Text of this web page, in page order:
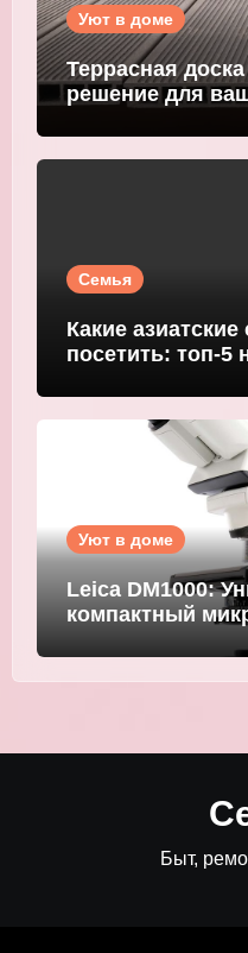
Уют в доме
Террасная
решение для
Семья
Какие
посетить: топ-5
Уют в доме
Leica DM1000:
компактный
современных
Быт,